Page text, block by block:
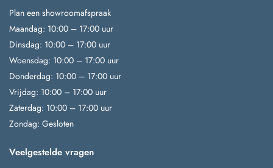
Plan een showroomafspraak
Maandag: 10:00 – 17:00 uur
Dinsdag: 10:00 – 17:00 uur
Woensdag: 10:00 – 17:00 uur
Donderdag: 10:00 – 17:00 uur
Vrijdag: 10:00 – 17:00 uur
Zaterdag: 10:00 – 17:00 uur
Zondag: Gesloten
Veelgestelde vragen